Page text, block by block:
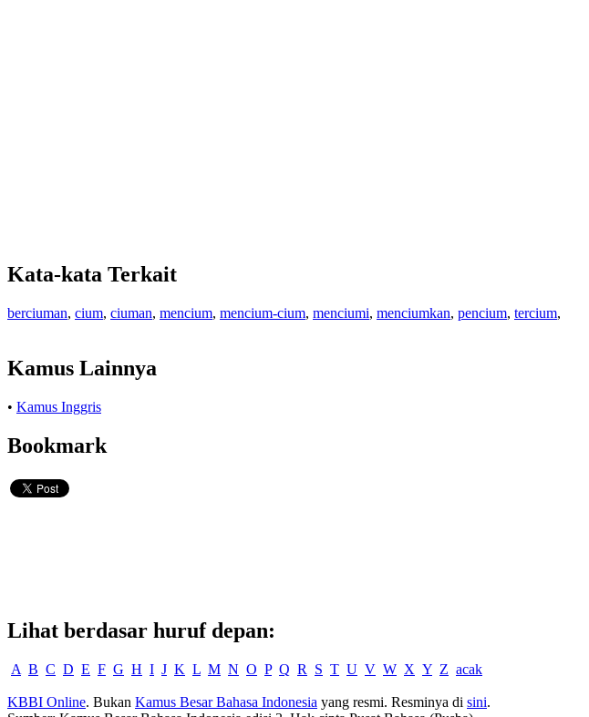
Kata-kata Terkait
berciuman, cium, ciuman, mencium, mencium-cium, menciumi, menciumkan, pencium, tercium,
Kamus Lainnya
• Kamus Inggris
Bookmark
Lihat berdasar huruf depan:
A B C D E F G H I J K L M N O P Q R S T U V W X Y Z acak
KBBI Online. Bukan Kamus Besar Bahasa Indonesia yang resmi. Resminya di sini.